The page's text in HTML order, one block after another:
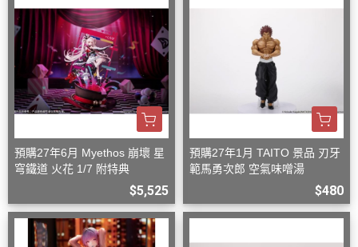
預購27年6月 Myethos 崩壞 星
穹鐵道 火花 1/7 附特典
$5,525
預購27年1月 TAITO 景品 刃牙
範馬勇次郎 空氣味噌湯
$480